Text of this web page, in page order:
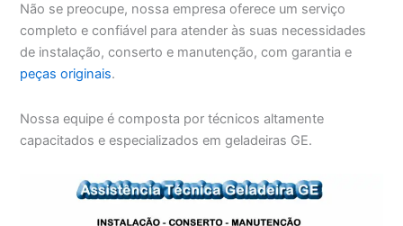
Não se preocupe, nossa empresa oferece um serviço
completo e confiável para atender às suas necessidades
de instalação, conserto e manutenção, com garantia e
peças originais.
Nossa equipe é composta por técnicos altamente
capacitados e especializados em geladeiras GE.